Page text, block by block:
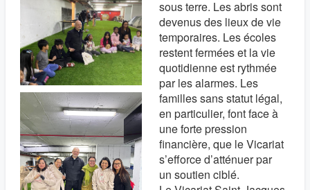
sous terre. Les abris sont
devenus des lieux de vie
temporaires. Les écoles
restent fermées et la vie
quotidienne est rythmée
par les alarmes. Les
familles sans statut légal,
en particulier, font face à
une forte pression
financière, que le Vicariat
s’efforce d’atténuer par
un soutien ciblé.